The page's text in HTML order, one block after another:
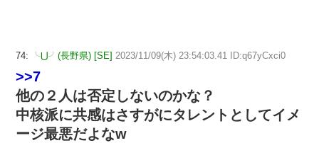
74: ╰⋃╯(長野県) [SE] 2023/11/09(木) 23:54:03.41 ID:q67yCxci0
>>7
他の２人は否定しないのかな？
中核派に共感はさすがにタレントとしてイメ
ージ最悪だよなw